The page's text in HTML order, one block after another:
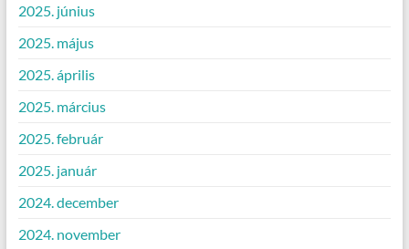
2025. június
2025. május
2025. április
2025. március
2025. február
2025. január
2024. december
2024. november